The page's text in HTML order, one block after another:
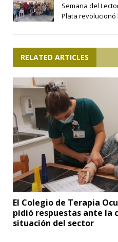
Semana del
Plata
RELATED ARTICLES
El Colegio de Terapia
pidió respuestas ante la
situación del sector